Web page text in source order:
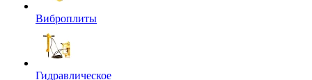
Виброплиты
Гидравлическое